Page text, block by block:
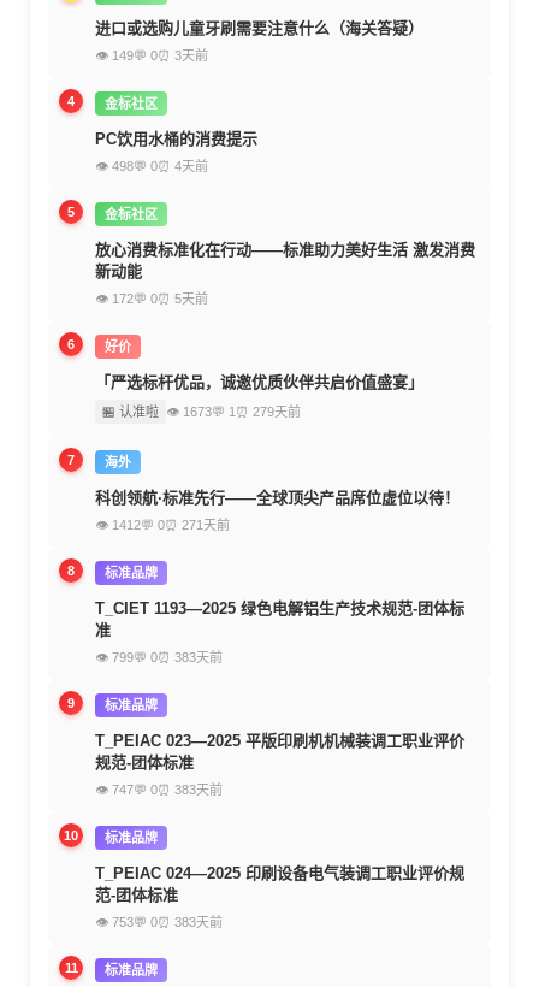
进口或选购儿童牙刷需要注意什么（海关答疑）
👁 149💬 0⏰ 3天前
4 金标社区
PC饮用水桶的消费提示
👁 498💬 0⏰ 4天前
5 金标社区
放心消费标准化在行动——标准助力美好生活 激发消费
新动能
👁 172💬 0⏰ 5天前
6 好价
「严选标杆优品，诚邀优质伙伴共启价值盛宴」
🏪 认准啦 👁 1673💬 1 ⏰ 279天前
7 海外
科创领航·标准先行——全球顶尖产品席位虚位以待！
👁 1412💬 0⏰ 271天前
8 标准品牌
T_CIET 1193—2025 绿色电解铝生产技术规范-团体标
准
👁 799💬 0⏰ 383天前
9 标准品牌
T_PEIAC 023—2025 平版印刷机机械装调工职业评价
规范-团体标准
👁 747💬 0⏰ 383天前
10 标准品牌
T_PEIAC 024—2025 印刷设备电气装调工职业评价规
范-团体标准
👁 753💬 0⏰ 383天前
11 标准品牌